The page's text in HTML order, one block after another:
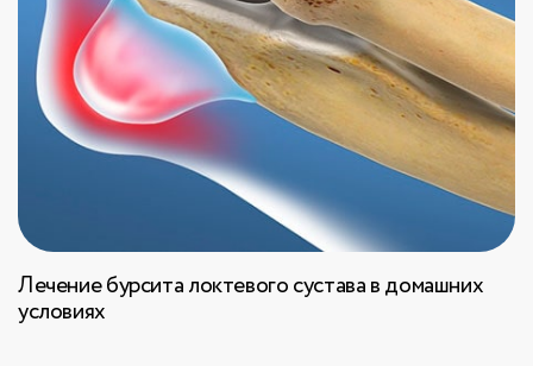
Лечение бурсита локтевого сустава в домашних
условиях